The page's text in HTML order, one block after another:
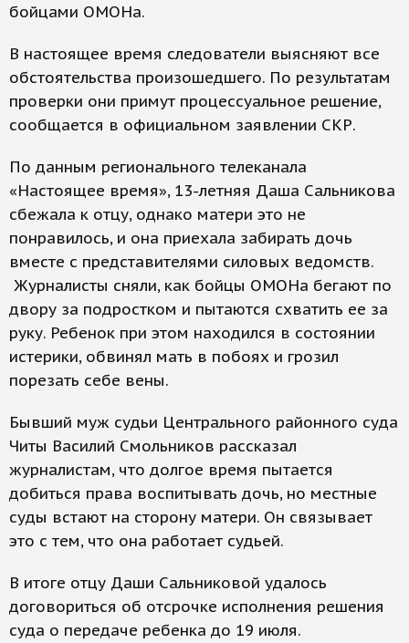
бойцами ОМОНа.
В настоящее время следователи выясняют все
обстоятельства произошедшего. По результатам
проверки они примут процессуальное решение,
сообщается в официальном заявлении СКР.
По данным регионального телеканала
«Настоящее время», 13-летняя Даша Сальникова
сбежала к отцу, однако матери это не
понравилось, и она приехала забирать дочь
вместе с представителями силовых ведомств.
Журналисты сняли, как бойцы ОМОНа бегают по
двору за подростком и пытаются схватить ее за
руку. Ребенок при этом находился в состоянии
истерики, обвинял мать в побоях и грозил
порезать себе вены.
Бывший муж судьи Центрального районного суда
Читы Василий Смольников рассказал
журналистам, что долгое время пытается
добиться права воспитывать дочь, но местные
суды встают на сторону матери. Он связывает
это с тем, что она работает судьей.
В итоге отцу Даши Сальниковой удалось
договориться об отсрочке исполнения решения
суда о передаче ребенка до 19 июля.